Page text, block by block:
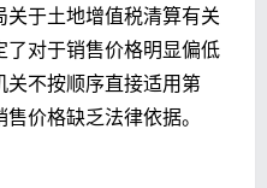
于土地增值税清算有关
对于销售价格明显偏低
关不按顺序直接适用第
价格缺乏法律依据。